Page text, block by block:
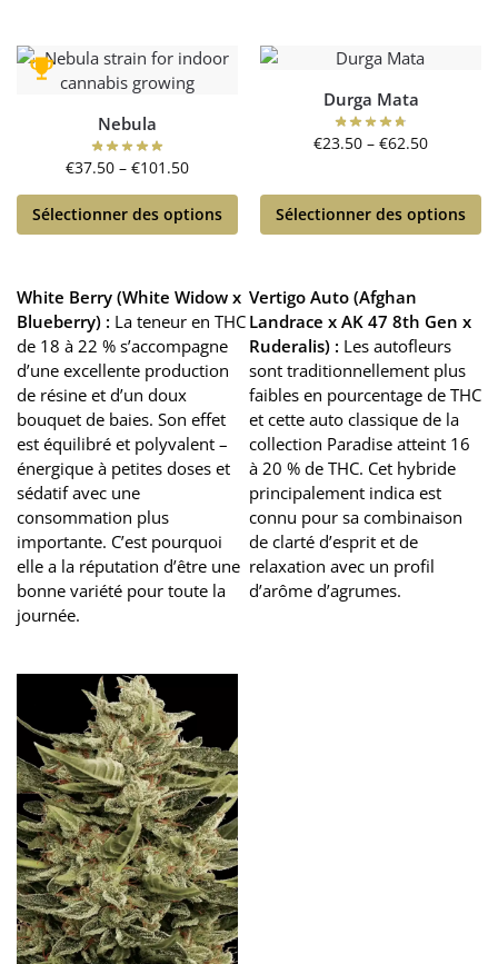
Nebula
€37.50 – €101.50
Sélectionner des options
Durga Mata
€23.50 – €62.50
Sélectionner des options
White Berry (White Widow x
Blueberry) : La teneur en THC
de 18 à 22 % s’accompagne
d’une excellente production
de résine et d’un doux
bouquet de baies. Son effet
est équilibré et polyvalent –
énergique à petites doses et
sédatif avec une
consommation plus
importante. C’est pourquoi
elle a la réputation d’être une
bonne variété pour toute la
journée.
Vertigo Auto (Afghan
Landrace x AK 47 8th Gen x
Ruderalis) : Les autofleurs
sont traditionnellement plus
faibles en pourcentage de THC
et cette auto classique de la
collection Paradise atteint 16
à 20 % de THC. Cet hybride
principalement indica est
connu pour sa combinaison
de clarté d’esprit et de
relaxation avec un profil
d’arôme d’agrumes.